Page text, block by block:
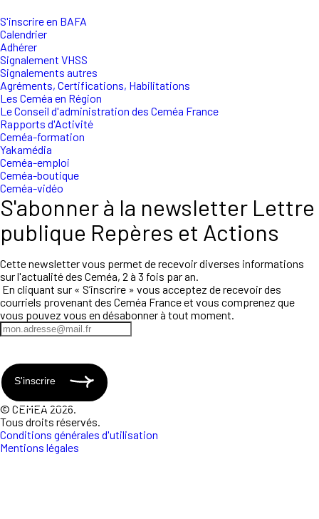
S'inscrire en BAFA
Calendrier
Adhérer
Signalement VHSS
Signalements autres
Agréments, Certifications, Habilitations
Les Ceméa en Région
Le Conseil d'administration des Ceméa France
Rapports d'Activité
Ceméa-formation
Yakamédia
Ceméa-emploi
Ceméa-boutique
Ceméa-vidéo
S'abonner à la newsletter Lettre
publique Repères et Actions
Cette newsletter vous permet de recevoir diverses informations
sur l'actualité des Ceméa, 2 à 3 fois par an.
En cliquant sur « S’inscrire » vous acceptez de recevoir des
courriels provenant des Ceméa France et vous comprenez que
vous pouvez vous en désabonner à tout moment.
S'inscrire
© CEMEA 2026.
Tous droits réservés.
Conditions générales d'utilisation
Mentions légales